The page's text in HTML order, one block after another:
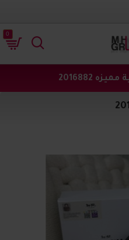
0
2016882